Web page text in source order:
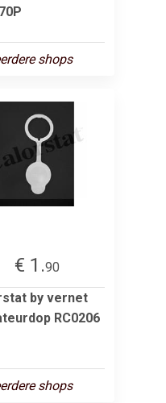
shops
€ 1.90
by vernet
RC0206
shops